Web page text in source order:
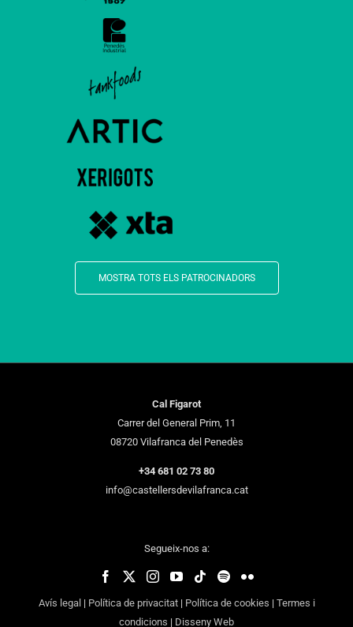
MOSTRA TOTS ELS PATROCINADORS
Cal Figarot
Carrer del General Prim, 11
08720 Vilafranca del Penedès
+34 681 02 73 80
info@castellersdevilafranca.cat
Segueix-nos a:
Avís legal | Política de privacitat| Política de cookies | Termes i
condicions | Disseny Web